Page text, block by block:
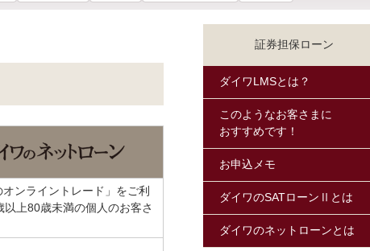
オンライントレード」をご利
以上80歳未満の個人のお客さ
証券担保ローン
ダイワLMSとは？
このようなお客さまに
おすすめです！
お申込メモ
ダイワのSATローンⅡとは
ダイワのネットローンとは